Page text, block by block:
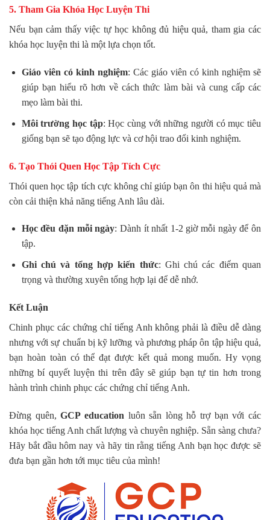
5. Tham Gia Khóa Học Luyện Thi
Nếu bạn cảm thấy việc tự học không đủ hiệu quả, tham gia các
khóa học luyện thi là một lựa chọn tốt.
Giáo viên có kinh nghiệm: Các giáo viên có kinh nghiệm sẽ
giúp bạn hiểu rõ hơn về cách thức làm bài và cung cấp các
mẹo làm bài thi.
Môi trường học tập: Học cùng với những người có mục tiêu
giống bạn sẽ tạo động lực và cơ hội trao đổi kinh nghiệm.
6. Tạo Thói Quen Học Tập Tích Cực
Thói quen học tập tích cực không chỉ giúp bạn ôn thi hiệu quả mà
còn cải thiện khả năng tiếng Anh lâu dài.
Học đều đặn mỗi ngày: Dành ít nhất 1-2 giờ mỗi ngày để ôn
tập.
Ghi chú và tổng hợp kiến thức: Ghi chú các điểm quan
trọng và thường xuyên tổng hợp lại để dễ nhớ.
Kết Luận
Chinh phục các chứng chỉ tiếng Anh không phải là điều dễ dàng
nhưng với sự chuẩn bị kỹ lưỡng và phương pháp ôn tập hiệu quả,
bạn hoàn toàn có thể đạt được kết quả mong muốn. Hy vọng
những bí quyết luyện thi trên đây sẽ giúp bạn tự tin hơn trong
hành trình chinh phục các chứng chỉ tiếng Anh.
Đừng quên,GCP education luôn sẵn lòng hỗ trợ bạn với các
khóa học tiếng Anh chất lượng và chuyên nghiệp. Sẵn sàng chưa?
Hãy bắt đầu hôm nay và hãy tin rằng tiếng Anh bạn học được sẽ
đưa bạn gần hơn tới mục tiêu của mình!